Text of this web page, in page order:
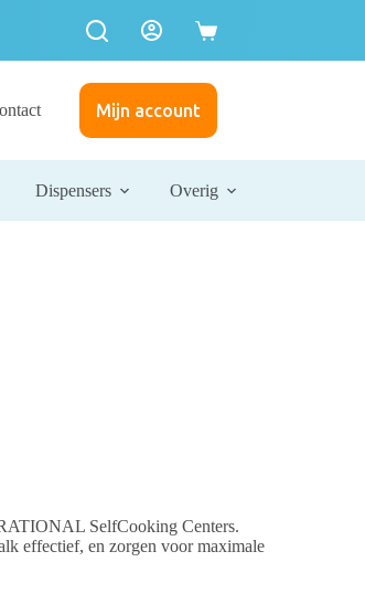
Mijn account
Dispensers Overig
SelfCooking Centers.
effectief, en zorgen voor maximale